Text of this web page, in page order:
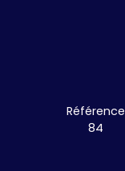
Référence
84